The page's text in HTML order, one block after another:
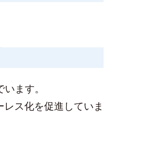
ます。
ス化を促進していま